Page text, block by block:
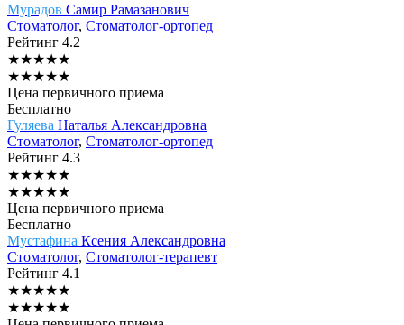
Мурадов Самир Рамазанович
Стоматолог, Стоматолог-ортопед
Рейтинг 4.2
★★★★★
★★★★★
Цена первичного приема
Бесплатно
Гуляева Наталья Александровна
Стоматолог, Стоматолог-ортопед
Рейтинг 4.3
★★★★★
★★★★★
Цена первичного приема
Бесплатно
Мустафина Ксения Александровна
Стоматолог, Стоматолог-терапевт
Рейтинг 4.1
★★★★★
★★★★★